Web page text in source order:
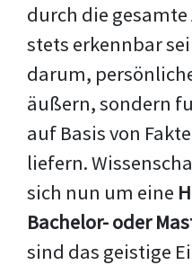
durch die
stets erkennbar
darum,
äußern, sondern
auf Basis von
liefern.
sich nun um eine
Bachelor- oder
sind das geistige